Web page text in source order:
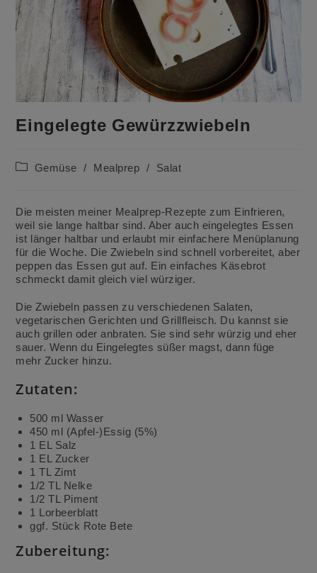
Eingelegte Gewürzzwiebeln
Beitrags-
Gemüse / Mealprep / Salat
Die meisten meiner Mealprep-Rezepte zum Einfrieren,
weil sie lange haltbar sind. Aber auch eingelegtes Essen
ist länger haltbar und erlaubt mir einfachere Menüplanung
für die Woche. Die Zwiebeln sind schnell vorbereitet, aber
peppen das Essen gut auf. Ein einfaches Käsebrot
schmeckt damit gleich viel würziger.
Die Zwiebeln passen zu verschiedenen Salaten,
vegetarischen Gerichten und Grillfleisch. Du kannst sie
auch grillen oder anbraten. Sie sind sehr würzig und eher
sauer. Wenn du Eingelegtes süßer magst, dann füge
mehr Zucker hinzu.
Zutaten:
500 ml Wasser
450 ml (Apfel-)Essig (5%)
1 EL Salz
1 EL Zucker
1 TL Zimt
1/2 TL Nelke
1/2 TL Piment
1 Lorbeerblatt
ggf. Stück Rote Bete
Zubereitung: